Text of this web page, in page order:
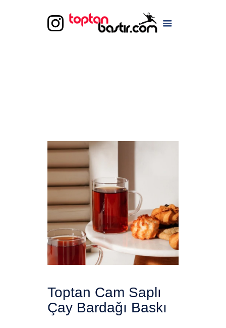
Toptan Cam Saplı
Çay Bardağı Baskı